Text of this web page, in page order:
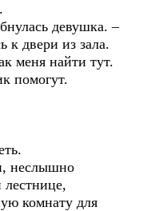
девушка. –
к двери из зала.
меня найти тут.
помогут.
неслышно
комнату для